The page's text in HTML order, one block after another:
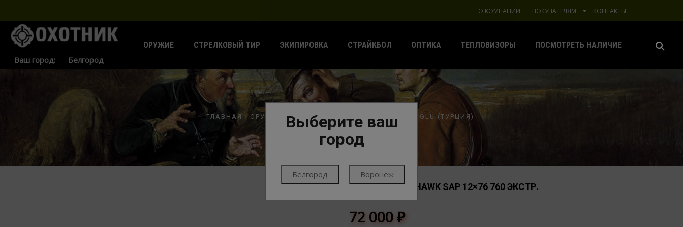
О КОМПАНИИ ПОКУПАТЕЛЯМ КОНТАКТЫ
Ваш город:
ОРУЖИЕ СТРЕЛКОВЫЙ ТИР ЭКИПИРОВКА СТРАЙКБОЛ ОПТИКА ТЕПЛОВИЗОРЫ ПОСМОТРЕТЬ НАЛИЧИЕ
Выберите ваш
город
Белгород Воронеж
ГЛАВНАЯ ОРУЖИЕ ГЛАДКОСТВОЛЬНОЕ ОРУЖИЕ HUGLU (ТУРЦИЯ)
РУЖЬЕ HUGLU HAWK SAP 12×76 760 ЭКСТР.
72 000₽